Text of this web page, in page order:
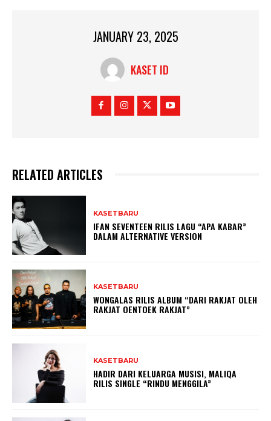
JANUARY 23, 2025
KASET ID
RELATED ARTICLES
KASETBARU
IFAN SEVENTEEN RILIS LAGU “APA KABAR”
DALAM ALTERNATIVE VERSION
KASETBARU
WONGALAS RILIS ALBUM “DARI RAKJAT OLEH
RAKJAT OENTOEK RAKJAT”
KASETBARU
HADIR DARI KELUARGA MUSISI, MALIQA
RILIS SINGLE “RINDU MENGGILA”